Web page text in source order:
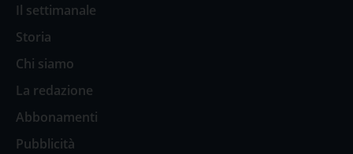
Il settimanale
Storia
Chi siamo
La redazione
Abbonamenti
Pubblicità